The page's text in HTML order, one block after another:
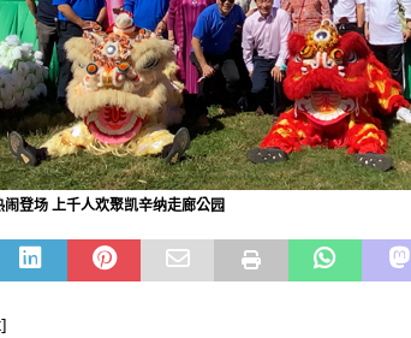
闹登场 上千人欢聚凯辛纳走廊公园